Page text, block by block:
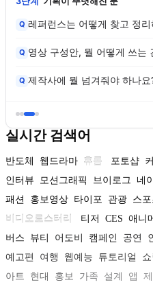
Q 레퍼런스는 어떻게 찾고 정리
Q 영상 구성안, 뭘 어떻게 쓰는
Q 제작사에 뭘 넘겨줘야 하나요
실시간 검색어
반도체 웹드라마 휴롬 포토샵
인터뷰
모션그래픽 브이로그 네
패션
홍보영상 타이포 관광 스포
비디오로스터리
티저 CES 애니
버스
뷰티 어도비 캠페인 공연
예고편
여행 웹예능 튜토리얼 쇼
아트
현대 홍보 가족 설계 앱